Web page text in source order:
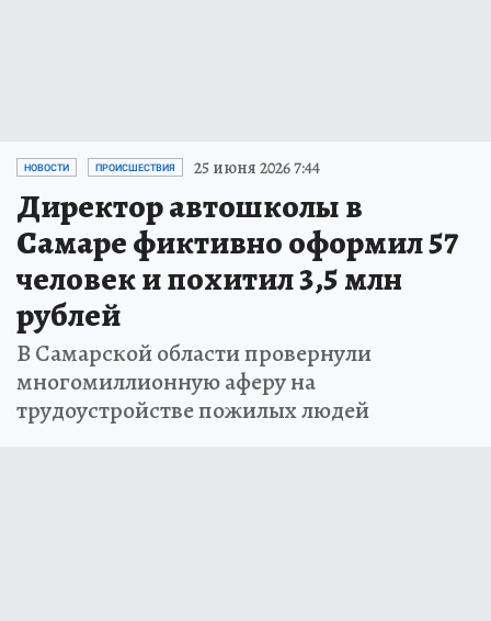
НОВОСТИ ПРОИСШЕСТВИЯ 25 июня 2026 7:44
Директор автошколы в
Самаре фиктивно оформил 57
человек и похитил 3,5 млн
рублей
В Самарской области провернули
многомиллионную аферу на
трудоустройстве пожилых людей